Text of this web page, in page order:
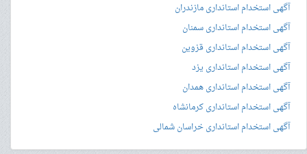
آگهی استخدام استانداری مازندران
آگهی استخدام استانداری سمنان
آگهی استخدام استانداری قزوین
آگهی استخدام استانداری یزد
آگهی استخدام استانداری همدان
آگهی استخدام استانداری کرمانشاه
آگهی استخدام استانداری خراسان شمالی